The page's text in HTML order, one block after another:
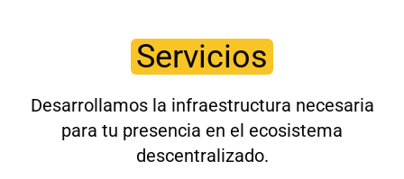
Servicios
Desarrollamos la infraestructura necesaria
para tu presencia en el ecosistema
descentralizado.